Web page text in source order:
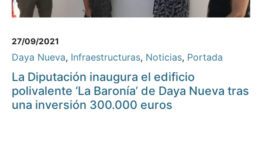
27/09/2021
Daya Nueva, Infraestructuras, Noticias, Portada
La Diputación inaugura el edificio
polivalente ‘La Baronía’ de Daya Nueva tras
una inversión 300.000 euros